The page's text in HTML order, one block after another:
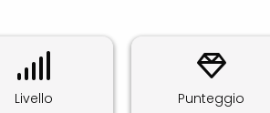
Livello Punteggio